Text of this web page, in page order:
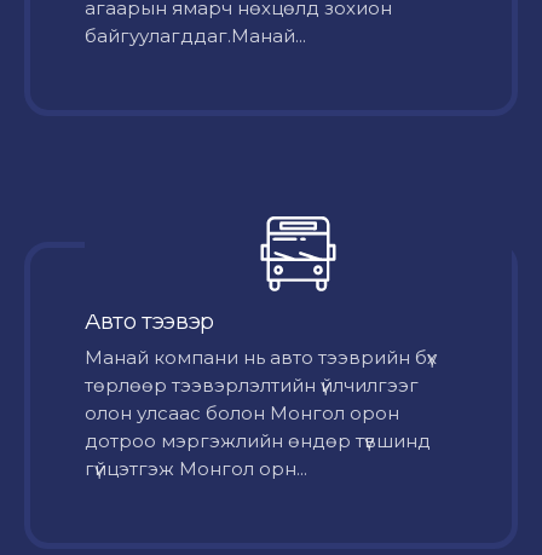
агаарын ямарч нөхцөлд зохион
байгуулагддаг.Манай...
Авто тээвэр
Mанай компани нь авто тээврийн бүх
төрлөөр тээвэрлэлтийн үйлчилгээг
олон улсаас болон Монгол орон
дотроо мэргэжлийн өндөр түвшинд
гүйцэтгэж Монгол орн...